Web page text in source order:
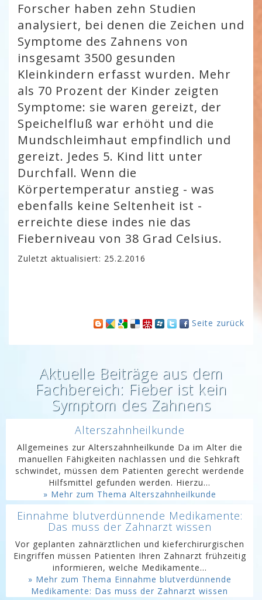
Forscher haben zehn Studien
analysiert, bei denen die Zeichen und
Symptome des Zahnens von
insgesamt 3500 gesunden
Kleinkindern erfasst wurden. Mehr
als 70 Prozent der Kinder zeigten
Symptome: sie waren gereizt, der
Speichelfluß war erhöht und die
Mundschleimhaut empfindlich und
gereizt. Jedes 5. Kind litt unter
Durchfall. Wenn die
Körpertemperatur anstieg - was
ebenfalls keine Seltenheit ist -
erreichte diese indes nie das
Fieberniveau von 38 Grad Celsius.
Zuletzt aktualisiert: 25.2.2016
Seite zurück
Aktuelle Beiträge aus dem
Fachbereich: Fieber ist kein
Symptom des Zahnens
Alterszahnheilkunde
Allgemeines zur Alterszahnheilkunde Da im Alter die
manuellen Fähigkeiten nachlassen und die Sehkraft
schwindet, müssen dem Patienten gerecht werdende
Hilfsmittel gefunden werden. Hierzu...
» Mehr zum Thema Alterszahnheilkunde
Einnahme blutverdünnende Medikamente:
Das muss der Zahnarzt wissen
Vor geplanten zahnärztlichen und kieferchirurgischen
Eingriffen müssen Patienten Ihren Zahnarzt frühzeitig
informieren, welche Medikamente...
» Mehr zum Thema Einnahme blutverdünnende
Medikamente: Das muss der Zahnarzt wissen